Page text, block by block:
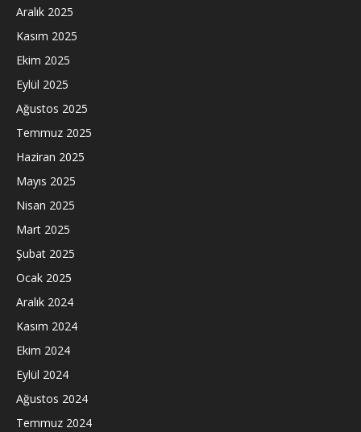
Aralık 2025
Kasım 2025
Ekim 2025
Eylül 2025
Ağustos 2025
Temmuz 2025
Haziran 2025
Mayıs 2025
Nisan 2025
Mart 2025
Şubat 2025
Ocak 2025
Aralık 2024
Kasım 2024
Ekim 2024
Eylül 2024
Ağustos 2024
Temmuz 2024